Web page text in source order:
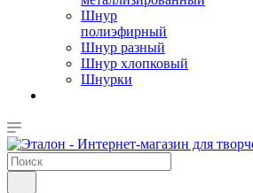
Шнур
полиэфирный
Шнур разный
Шнур хлопковый
Шнурки